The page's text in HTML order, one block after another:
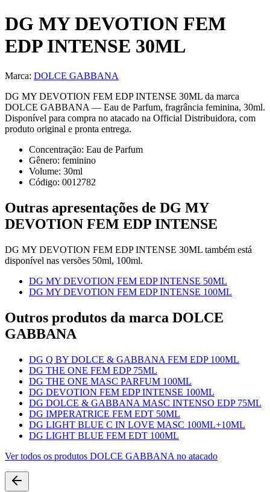
DG MY DEVOTION FEM
EDP INTENSE 30ML
Marca: DOLCE GABBANA
DG MY DEVOTION FEM EDP INTENSE 30ML da marca
DOLCE GABBANA — Eau de Parfum, fragrância feminina, 30ml.
Disponível para compra no atacado na Official Distribuidora, com
produto original e pronta entrega.
Concentração: Eau de Parfum
Gênero: feminino
Volume: 30ml
Código: 0012782
Outras apresentações de DG MY
DEVOTION FEM EDP INTENSE
DG MY DEVOTION FEM EDP INTENSE 30ML também está
disponível nas versões 50ml, 100ml.
DG MY DEVOTION FEM EDP INTENSE 50ML
DG MY DEVOTION FEM EDP INTENSE 100ML
Outros produtos da marca DOLCE
GABBANA
DG Q BY DOLCE & GABBANA FEM EDP 100ML
DG THE ONE FEM EDP 75ML
DG THE ONE MASC PARFUM 100ML
DG DEVOTION FEM EDP INTENSE 100ML
DG DOLCE & GABBANA MASC INTENSO EDP 75ML
DG IMPERATRICE FEM EDT 50ML
DG LIGHT BLUE C IN LOVE MASC 100ML+10ML
DG LIGHT BLUE FEM EDT 100ML
Ver todos os produtos DOLCE GABBANA no atacado